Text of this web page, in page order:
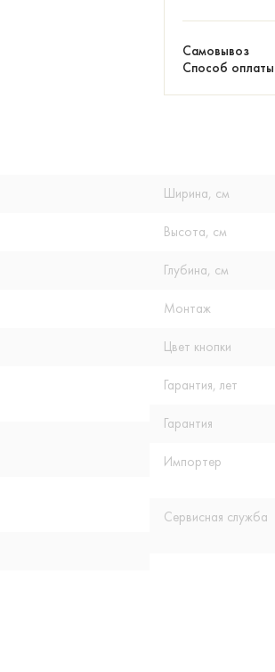
Самовывоз
Способ оплаты
Ширина, см
Высота, см
Глубина, см
Монтаж
Цвет кнопки
Гарантия, лет
Гарантия
Импортер
Сервисная служба